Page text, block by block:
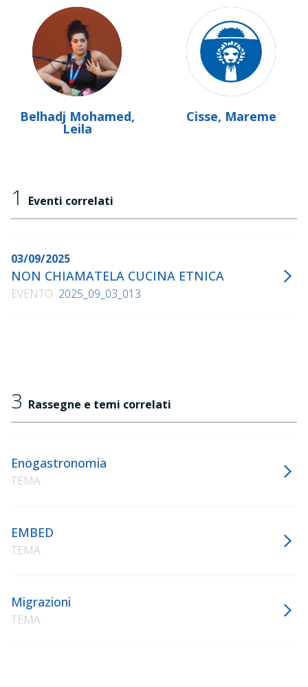
Belhadj Mohamed,
Leila
Cisse, Mareme
1 Eventi correlati
03/09/2025
NON CHIAMATELA CUCINA ETNICA
EVENTO 2025_09_03_013
3 Rassegne e temi correlati
Enogastronomia
TEMA
EMBED
TEMA
Migrazioni
TEMA